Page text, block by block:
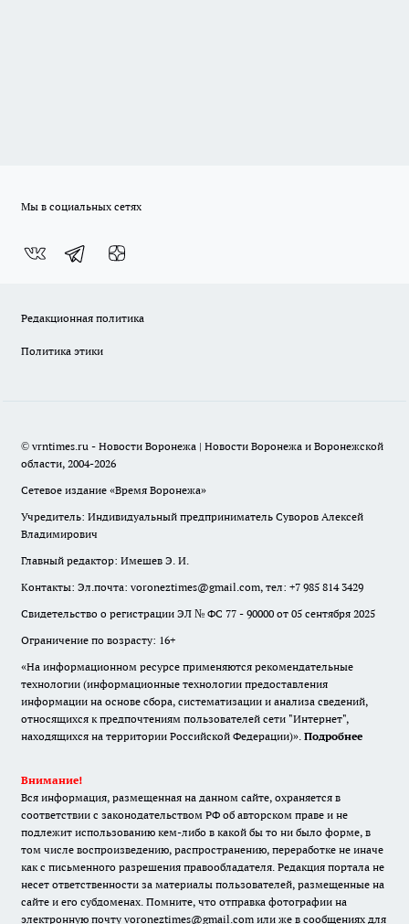
Мы в социальных сетях
Редакционная политика
Политика этики
© vrntimes.ru - Новости Воронежа | Новости Воронежа и Воронежской
области, 2004-2026
Сетевое издание «Время Воронежа»
Учредитель: Индивидуальный предприниматель Суворов Алексей
Владимирович
Главный редактор: Имешев Э. И.
Контакты: Эл.почта: voroneztimes@gmail.com, тел: +7 985 814 3429
Свидетельство о регистрации ЭЛ № ФС 77 - 90000 от 05 сентября 2025
Ограничение по возрасту: 16+
«На информационном ресурсе применяются рекомендательные
технологии (информационные технологии предоставления
информации на основе сбора, систематизации и анализа сведений,
относящихся к предпочтениям пользователей сети "Интернет",
находящихся на территории Российской Федерации)». Подробнее
Внимание!
Вся информация, размещенная на данном сайте, охраняется в
соответствии с законодательством РФ об авторском праве и не
подлежит использованию кем-либо в какой бы то ни было форме, в
том числе воспроизведению, распространению, переработке не иначе
как с письменного разрешения правообладателя. Редакция портала не
несет ответственности за материалы пользователей, размещенные на
сайте и его субдоменах. Помните, что отправка фотографии на
электронную почту voroneztimes@gmail.com или же в сообщениях для